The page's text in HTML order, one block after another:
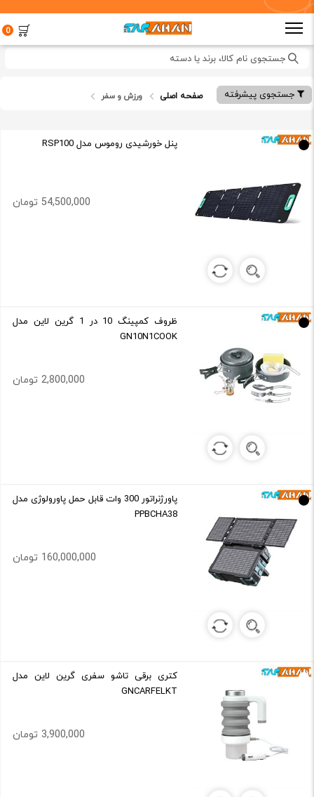
0
جستجوی نام کالا، برند یا دسته
صفحه اصلی ورزش و سفر
پنل خورشیدی روموس مدل RSP100
54,500,000 تومان
ظروف کمپینگ 10 در 1 گرین لاین مدل
GN10N1COOK
2,800,000 تومان
پاورژنراتور 300 وات قابل حمل پاورولوژی مدل
PPBCHA38
160,000,000 تومان
کتری برقی تاشو سفری گرین لاین مدل
GNCARFELKT
3,900,000 تومان